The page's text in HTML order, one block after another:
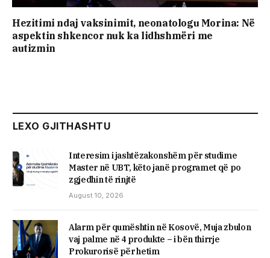
Hezitimi ndaj vaksinimit, neonatologu Morina: Në
aspektin shkencor nuk ka lidhshmëri me
autizmin
LEXO GJITHASHTU
Interesim i jashtëzakonshëm për studime
Master në UBT, këto janë programet që po
zgjedhin të rinjtë
August 10, 2026
Alarm për qumështin në Kosovë, Muja zbulon
vaj palme në 4 produkte – i bën thirrje
Prokurorisë për hetim